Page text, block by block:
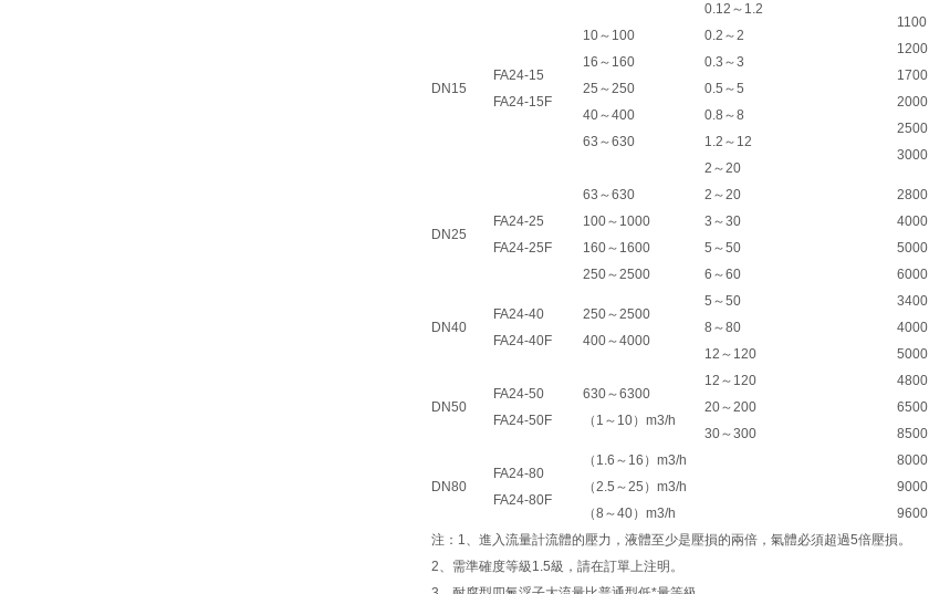
DN15
FA24-15
FA24-15F
10～100
16～160
25～250
40～400
63～630
0.12～1.2
0.2～2
0.3～3
0.5～5
0.8～8
1.2～12
2～20
1100
1200
1700
2000
2500
3000
DN25
FA24-25
FA24-25F
63～630
100～1000
160～1600
250～2500
2～20
3～30
5～50
6～60
2800
4000
5000
6000
DN40
FA24-40
FA24-40F
250～2500
400～4000
5～50
8～80
12～120
3400
4000
5000
DN50
FA24-50
FA24-50F
630～6300
（1～10）m3/h
12～120
20～200
30～300
4800
6500
8500
DN80
FA24-80
FA24-80F
（1.6～16）m3/h
（2.5～25）m3/h
（8～40）m3/h
8000
9000
9600
注：1、進入流量計流體的壓力，液體至少是壓損的兩倍，氣體必須超過5倍壓損。
2、需準確度等級1.5級，請在訂單上注明。